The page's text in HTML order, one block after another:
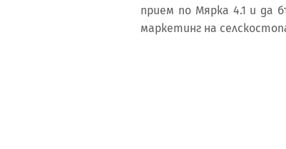
прием по Мярка 4.1 и да
маркетинг на